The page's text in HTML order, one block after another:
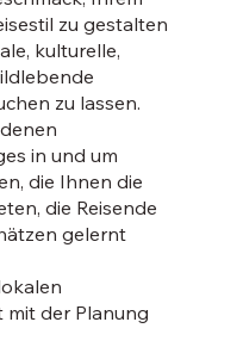
zu gestalten
kulturelle,
zu lassen.
in und um
die Ihnen die
die Reisende
gelernt
mit der Planung